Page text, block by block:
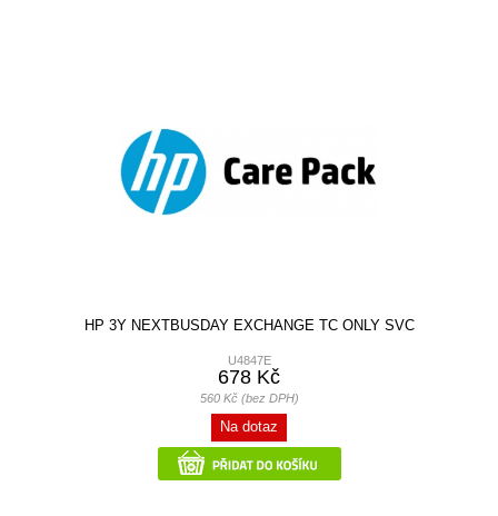
HP 3Y NEXTBUSDAY EXCHANGE TC ONLY SVC
U4847E
678 Kč
560 Kč (bez DPH)
Na dotaz